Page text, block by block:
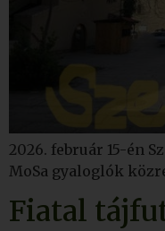
2026. február 15-én
MoSa gyaloglók
Fiatal